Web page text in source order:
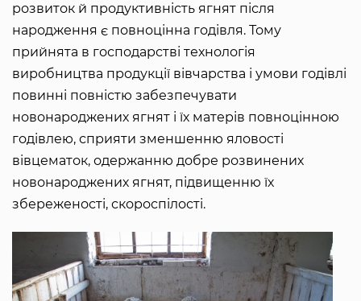
розвиток й продуктивність ягнят після
народження є повноцінна годівля. Тому
прийнята в господарстві технологія
виробництва продукції вівчарства і умови годівлі
повинні повністю забезпечувати
новонароджених ягнят і їх матерів повноцінною
годівлею, сприяти зменшенню яловості
вівцематок, одержанню добре розвинених
новонароджених ягнят, підвищенню їх
збереженості, скороспілості.